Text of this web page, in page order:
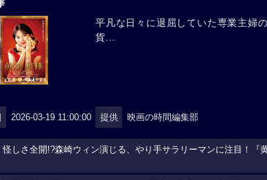
平凡な日々に退屈していた専業主婦
貨...
2026-03-19 11:00:00 提供 映画の時間編集部
怪しさ全開!?森崎ウィン演じる、やり手サラリーマンに注目！『